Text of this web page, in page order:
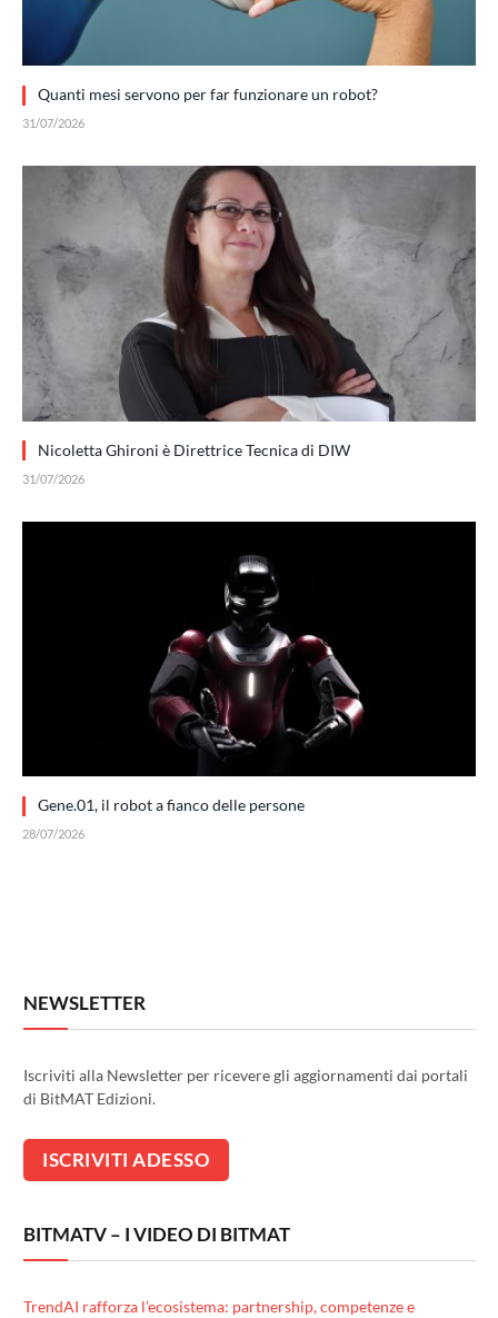
Quanti mesi servono per far funzionare un robot?
31/07/2026
Nicoletta Ghironi è Direttrice Tecnica di DIW
31/07/2026
Gene.01, il robot a fianco delle persone
28/07/2026
NEWSLETTER
Iscriviti alla Newsletter per ricevere gli aggiornamenti dai portali
di BitMAT Edizioni.
BITMATV – I VIDEO DI BITMAT
TrendAI rafforza l’ecosistema: partnership, competenze e